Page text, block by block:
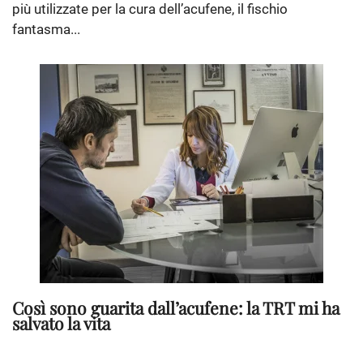
più utilizzate per la cura dell’acufene, il fischio
fantasma...
Così sono guarita dall’acufene: la TRT mi ha
salvato la vita